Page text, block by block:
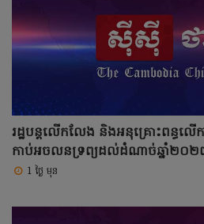
រដ្ឋបន្តលើកលែង និងអនុគ្រោះពន្ធលើក
កាប់អចលនទ្រព្យដល់ដំណាច់ឆ្នាំ២០
1 ថ្ងៃ មុន